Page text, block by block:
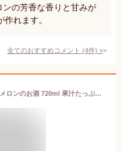
の芳香な香りと甘みが
れます。
全てのおすすめコメント (4件) >
メロン お酒 リキュール そのまんまメロンのお酒 720ml 果汁たっぷり！ フルーツ